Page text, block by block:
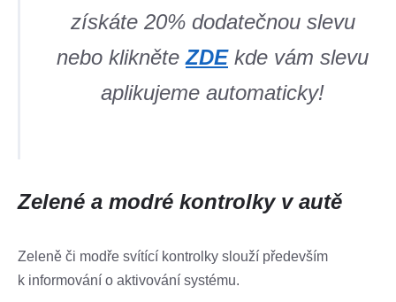
získáte 20% dodatečnou slevu
nebo klikněteZDEkde vám slevu
aplikujeme automaticky!
Zelené a modré kontrolky v autě
Zeleně či modře svítící kontrolky slouží především
k informování o aktivování systému.